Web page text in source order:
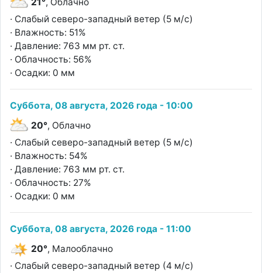
· Слабый северо-западный ветер (5 м/с)
· Влажность: 51%
· Давление: 763 мм рт. ст.
· Облачность: 56%
· Осадки: 0 мм
Суббота, 08 августа, 2026 года - 10:00
20°, Облачно
· Слабый северо-западный ветер (5 м/с)
· Влажность: 54%
· Давление: 763 мм рт. ст.
· Облачность: 27%
· Осадки: 0 мм
Суббота, 08 августа, 2026 года - 11:00
20°, Малооблачно
· Слабый северо-западный ветер (4 м/с)